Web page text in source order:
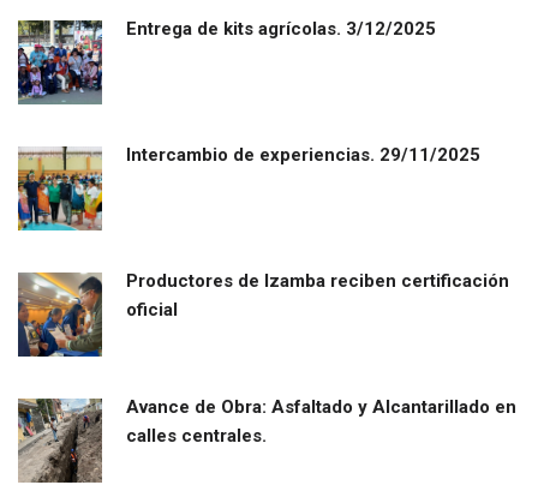
Entrega de kits agrícolas. 3/12/2025
Intercambio de experiencias. 29/11/2025
Productores de Izamba reciben certificación
oficial
Avance de Obra: Asfaltado y Alcantarillado en
calles centrales.